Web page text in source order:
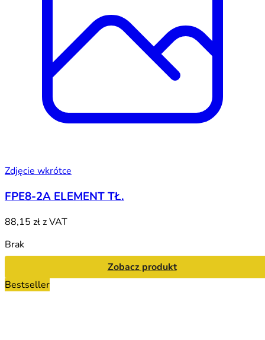
Zdjęcie wkrótce
FPE8-2A ELEMENT TŁ.
88,15 złz VAT
Brak
Zobacz produkt
Bestseller